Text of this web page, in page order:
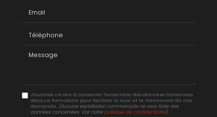
Message
J'autorise ce site à conserver l'ensemble des données transmises
dans ce formulaire pour faciliter le suivi et le traitement de ma
demande. (Aucune exploitation commerciale ne sera faite des
données concervées. Voir notre politique de confidentialité)